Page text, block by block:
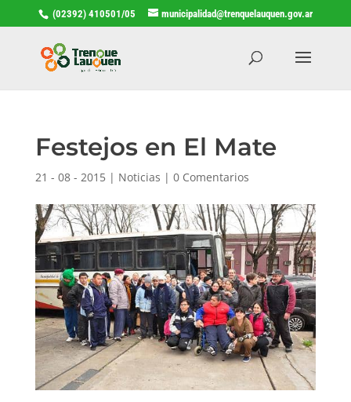
(02392) 410501/05 municipalidad@trenquelauquen.gov.ar
Festejos en El Mate
21 - 08 - 2015| Noticias | 0 Comentarios